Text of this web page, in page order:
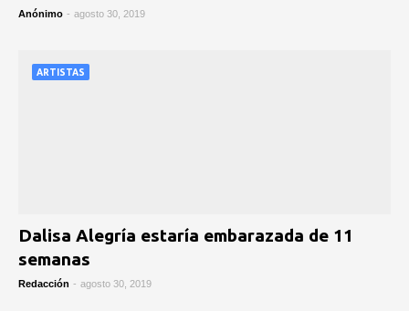
Anónimo - agosto 30, 2019
ARTISTAS
Dalisa Alegría estaría embarazada de 11
semanas
Redacción - agosto 30, 2019